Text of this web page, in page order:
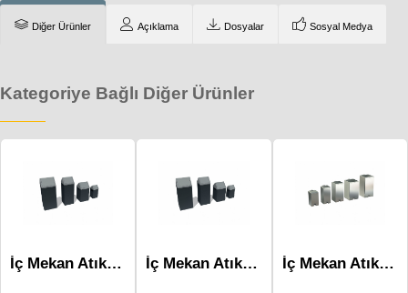
Diğer Ürünler Açıklama Dosyalar Sosyal Medya
Kategoriye Bağlı Diğer Ürünler
İç Mekan Atık Ünitesi-Mlk-226 80L İç Mekan Atık Ünitesi-Mlk-226 54L İç Mekan Atık Ünitesi-Mlk-230 Kare 70L